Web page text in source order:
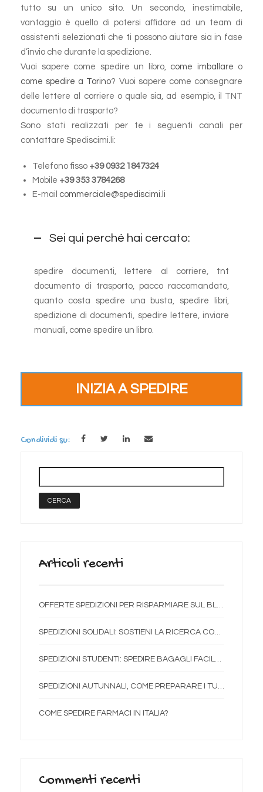
tutto su un unico sito. Un secondo, inestimabile,
vantaggio è quello di potersi affidare ad un team di
assistenti selezionati che ti possono aiutare sia in fase
d’invio che durante la spedizione.
Vuoi sapere come spedire un libro, come imballare o
come spedire a Torino? Vuoi sapere come consegnare
delle lettere al corriere o quale sia, ad esempio, il TNT
documento di trasporto?
Sono stati realizzati per te i seguenti canali per
contattare Spediscimi.li:
Telefono fisso +39 0932 1847324
Mobile +39 353 3784268
E-mail commerciale@spediscimi.li
Sei qui perché hai cercato:
spedire documenti, lettere al corriere, tnt
documento di trasporto, pacco raccomandato,
quanto costa spedire una busta,spedire libri,
spedizione di documenti, spedire lettere,inviare
manuali, come spedire un libro.
INIZIA A SPEDIRE
Condividi su:
Articoli recenti
COME SPEDIRE FARMACI IN ITALIA?
Commenti recenti